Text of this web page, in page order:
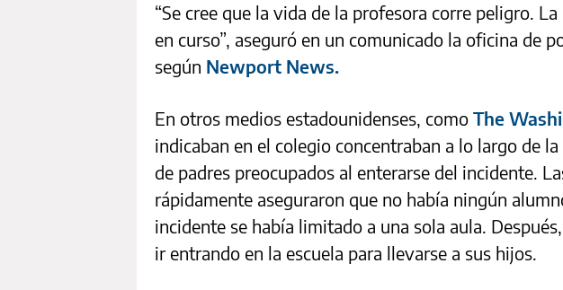
“Se cree que la vida de la profesora corre peligro.
en curso”, aseguró en un comunicado la oficina de
según Newport News.
En otros medios estadounidenses, como The
indicaban en el colegio concentraban a lo largo de
de padres preocupados al enterarse del incidente.
rápidamente aseguraron que no había ningún
incidente se había limitado a una sola aula.
ir entrando en la escuela para llevarse a sus hijos.